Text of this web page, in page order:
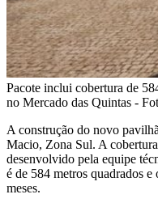
Pacote inclui cobertura de
no Mercado das Quintas -
A construção do novo
Macio, Zona Sul. A
desenvolvido pela equipe
é de 584 metros quadrados
meses.